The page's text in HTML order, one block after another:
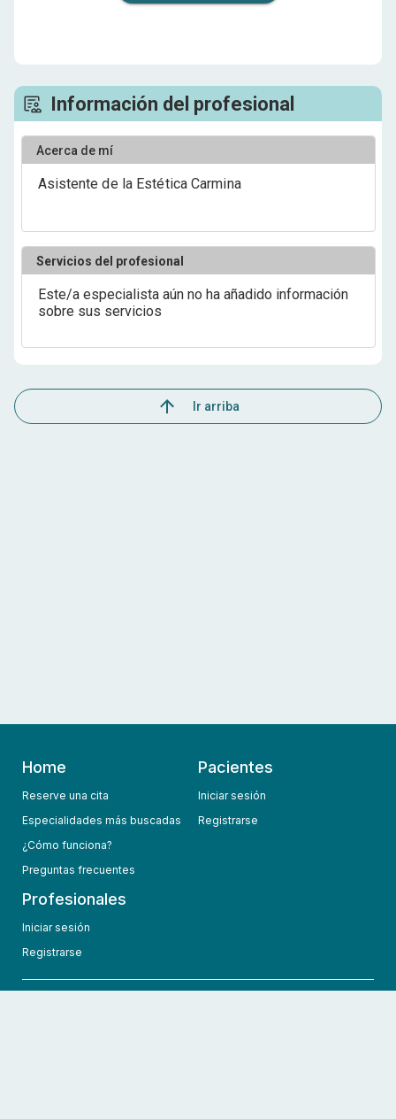
Información del profesional
Acerca de mí
Asistente de la Estética Carmina
Servicios del profesional
Este/a especialista aún no ha añadido información
sobre sus servicios
Ir arriba
Home
Reserve una cita
Especialidades más buscadas
¿Cómo funciona?
Preguntas frecuentes
Pacientes
Iniciar sesión
Registrarse
Profesionales
Iniciar sesión
Registrarse